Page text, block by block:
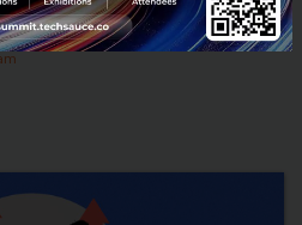
ดในประเทศไทย สร้างพื้...